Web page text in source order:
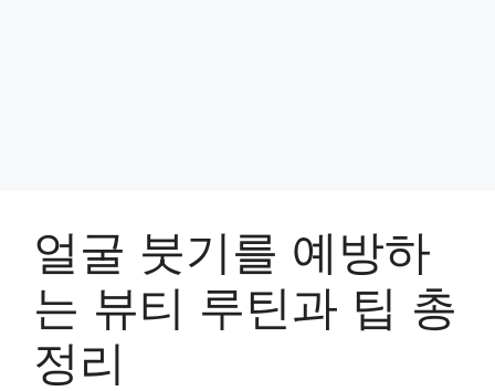
얼굴 붓기를 예방하
는 뷰티 루틴과 팁 총
정리